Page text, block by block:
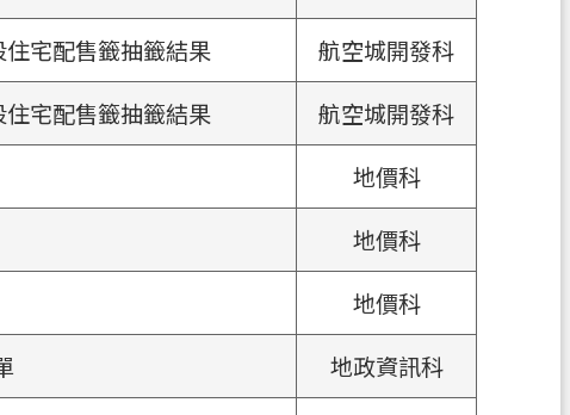
宅配售籤抽籤結果 航空城開發科
宅配售籤抽籤結果 航空城開發科
地價科
地價科
地價科
地政資訊科